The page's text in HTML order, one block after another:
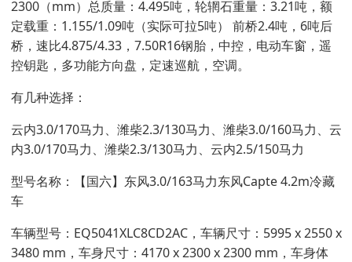
2300（mm）总质量：4.495吨，轮辋石重量：3.21吨，额
定载重：1.155/1.09吨（实际可拉5吨） 前桥2.4吨，6吨后
桥，速比4.875/4.33，7.50R16钢胎，中控，电动车窗，遥
控钥匙，多功能方向盘，定速巡航，空调。
有几种选择：
云内3.0/170马力、潍柴2.3/130马力、潍柴3.0/160马力、云
内3.0/170马力、潍柴2.3/130马力、云内2.5/150马力
型号名称：【国六】东风3.0/163马力东风Capte 4.2m冷藏
车
车辆型号：EQ5041XLC8CD2AC，车辆尺寸：5995 x 2550 x
3480 mm，车身尺寸：4170 x 2300 x 2300 mm，车身体